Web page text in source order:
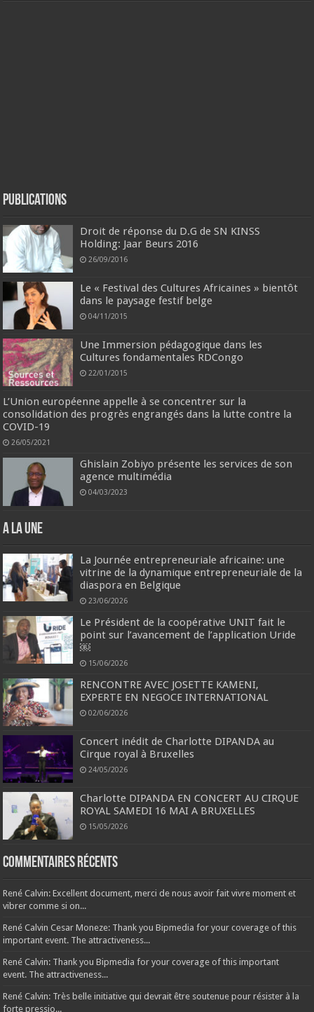
Publications
Droit de réponse du D.G de SN KINSS
Holding: Jaar Beurs 2016
26/09/2016
Le « Festival des Cultures Africaines » bientôt
dans le paysage festif belge
04/11/2015
Une Immersion pédagogique dans les
Cultures fondamentales RDCongo
22/01/2015
L’Union européenne appelle à se concentrer sur la
consolidation des progrès engrangés dans la lutte contre la
COVID-19
26/05/2021
Ghislain Zobiyo présente les services de son
agence multimédia
04/03/2023
A la une
La Journée entrepreneuriale africaine: une
vitrine de la dynamique entrepreneuriale de la
diaspora en Belgique
23/06/2026
Le Président de la coopérative UNIT fait le
point sur l’avancement de l’application Uride
￼
15/06/2026
RENCONTRE AVEC JOSETTE KAMENI,
EXPERTE EN NEGOCE INTERNATIONAL
02/06/2026
Concert inédit de Charlotte DIPANDA au
Cirque royal à Bruxelles
24/05/2026
Charlotte DIPANDA EN CONCERT AU CIRQUE
ROYAL SAMEDI 16 MAI A BRUXELLES
15/05/2026
Commentaires récents
René Calvin: Excellent document, merci de nous avoir fait vivre moment et
vibrer comme si on...
René Calvin Cesar Moneze: Thank you Bipmedia for your coverage of this
important event. The attractiveness...
René Calvin: Thank you Bipmedia for your coverage of this important
event. The attractiveness...
René Calvin: Très belle initiative qui devrait être soutenue pour résister à la
forte pressio...